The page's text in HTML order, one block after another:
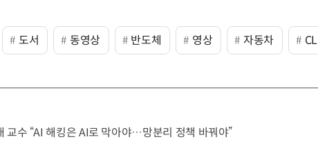
도서 동영상 반도체 영상 자동차 CL
교수 “AI 해킹은 AI로 막아야…망분리 정책 바꿔야”